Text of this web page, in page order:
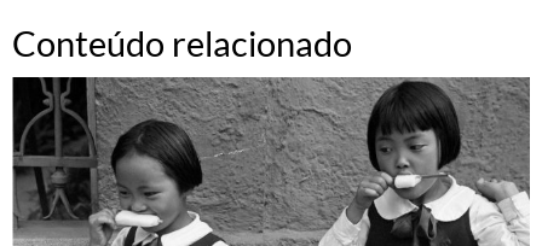
Conteúdo relacionado